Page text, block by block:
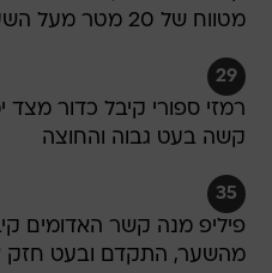
מטווח של 20 מטר מעל השער של אדל
29
רמזי ספורי קיבל כדור מצד
קשה בעט גבוה והחוצה
35
מהשער, התקדם ובעט חזק